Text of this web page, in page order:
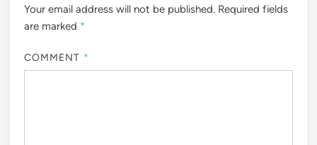
Your email address will not be published. Required fields
are marked *
COMMENT *